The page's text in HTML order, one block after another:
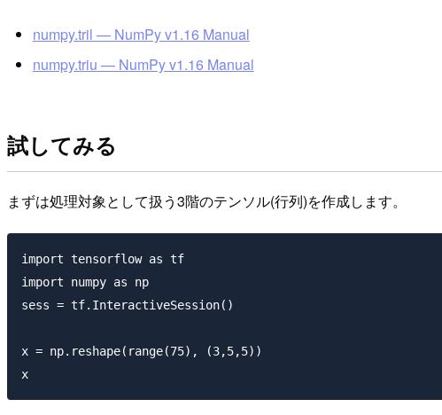
numpy.tril — NumPy v1.16 Manual
numpy.triu — NumPy v1.16 Manual
試してみる
まずは処理対象として扱う3階のテンソル(行列)を作成します。
import tensorflow as tf
import numpy as np
sess = tf.InteractiveSession()
x = np.reshape(range(75), (3,5,5))